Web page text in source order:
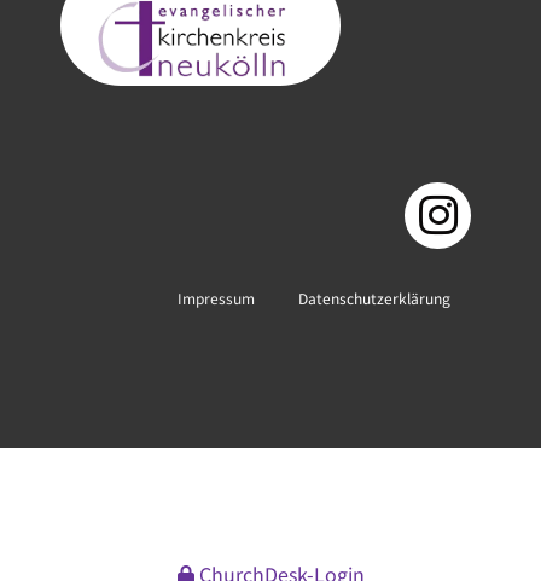
Impressum Datenschutzerklärung
ChurchDesk-Login